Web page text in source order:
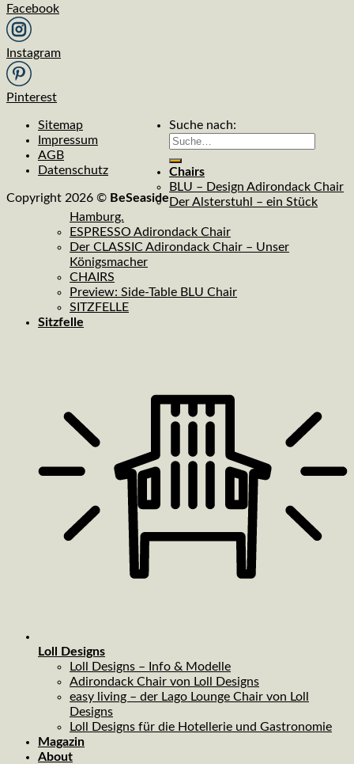
Facebook
Instagram
Pinterest
Sitemap
Impressum
AGB
Datenschutz
Copyright 2026 © BeSeaside
Suche nach:
Chairs
BLU – Design Adirondack Chair
Der Alsterstuhl – ein Stück
Hamburg.
ESPRESSO Adirondack Chair
Der CLASSIC Adirondack Chair – Unser
Königsmacher
CHAIRS
Preview: Side-Table BLU Chair
SITZFELLE
Sitzfelle
Loll Designs
Loll Designs – Info & Modelle
Adirondack Chair von Loll Designs
easy living – der Lago Lounge Chair von Loll
Designs
Loll Designs für die Hotellerie und Gastronomie
Magazin
About